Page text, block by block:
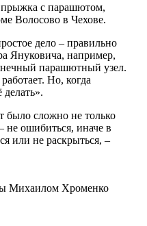
прыжка с парашютом,
Волосово в Чехове.
дело – правильно
Януковича, например,
парашютный узел.
Но, когда
делать».
было сложно не только
не ошибиться, иначе в
или не раскрыться, –
Михаилом Хроменко